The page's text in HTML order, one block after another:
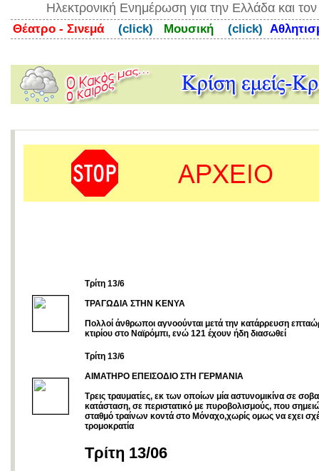
Ηλεκτρονική Ενημέρωση για την Ελλάδα και
Θέατρο - Σινεμά (click) Μουσική (click)
Tρίτη 13/6
ΤΡΑΓΩΔΙΑ ΣΤΗΝ ΚΕΝΥΑ
Πολλοί άνθρωποι αγνοούνται μετά την κατάρρευση
κτιρίου στο Ναϊρόμπι, ενώ 121 έχουν ήδη διασωθεί
Tρίτη 13/6
ΑΙΜΑΤΗΡΟ ΕΠΕΙΣΟΔΙΟ ΣΤΗ ΓΕΡΜΑΝΙΑ
Τρεις τραυματίες, εκ των οποίων μία αστυνομικίνα σε
κατάσταση, σε περιστατικό με πυροβολισμούς, που
σταθμό τραίνων κοντά στο Μόναχο,χωρίς ομως να εχει
τρομοκρατία
Τρίτη 13/06